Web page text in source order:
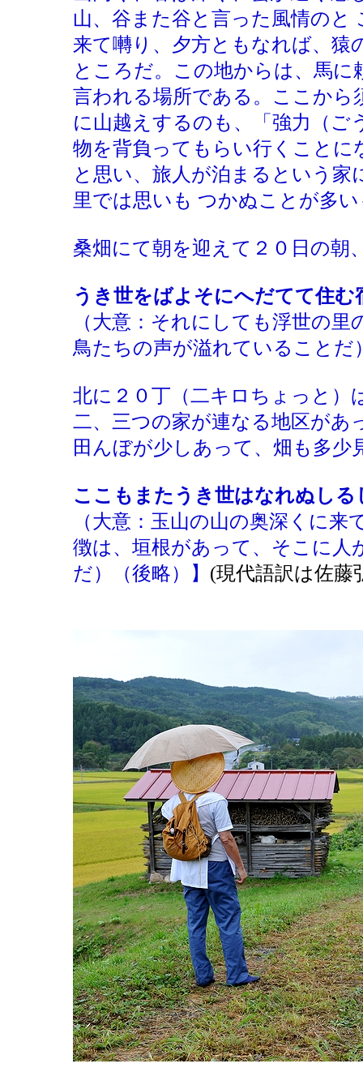
山、谷また谷と言った風情のと
来て囀り、夕方ともなれば、
ところだ。この地からは、馬
言われる場所である。ここから
に山越えするのも、「強力（ご
物を背負ってもらい行くこと
と思い、旅人が泊まるという
里では思いも つかぬことが多
桑畑にて朝を迎えて２０日の朝
うき世をばよそにへだてて住
（大意：それにしても浮世の
鳥たちの声が溢れていることだ
北に２０丁（二キロちょっと）
二、三つの家が連なる地区があ
田んぼが少しあって、畑も多
ここもまたうき世はなれぬし
（大意：玉山の山の奥深くに
徴は、垣根があって、そこに
だ）（後略）】 (現代語訳は佐藤